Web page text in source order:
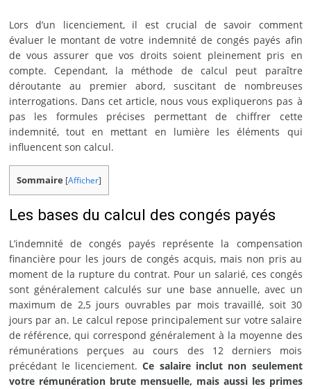
Lors d’un licenciement, il est crucial de savoir comment
évaluer le montant de votre indemnité de congés payés afin
de vous assurer que vos droits soient pleinement pris en
compte. Cependant, la méthode de calcul peut paraître
déroutante au premier abord, suscitant de nombreuses
interrogations. Dans cet article, nous vous expliquerons pas à
pas les formules précises permettant de chiffrer cette
indemnité, tout en mettant en lumière les éléments qui
influencent son calcul.
Sommaire [Afficher]
Les bases du calcul des congés payés
L’indemnité de congés payés représente la compensation
financière pour les jours de congés acquis, mais non pris au
moment de la rupture du contrat. Pour un salarié, ces congés
sont généralement calculés sur une base annuelle, avec un
maximum de 2,5 jours ouvrables par mois travaillé, soit 30
jours par an. Le calcul repose principalement sur votre salaire
de référence, qui correspond généralement à la moyenne des
rémunérations perçues au cours des 12 derniers mois
précédant le licenciement.Ce salaire inclut non seulement
votre rémunération brute mensuelle, mais aussi les primes